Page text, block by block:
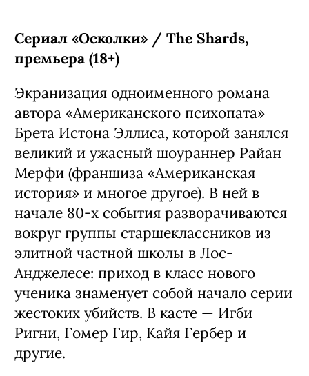
Сериал «Осколки» / The Shards,
премьера (18+)
Экранизация одноименного романа
автора «Американского психопата»
Брета Истона Эллиса, которой занялся
великий и ужасный шоураннер Райан
Мерфи (франшиза «Американская
история» и многое другое). В ней в
начале 80-х события разворачиваются
вокруг группы старшеклассников из
элитной частной школы в Лос-
Анджелесе: приход в класс нового
ученика знаменует собой начало серии
жестоких убийств. В касте — Игби
Ригни, Гомер Гир, Кайя Гербер и
другие.